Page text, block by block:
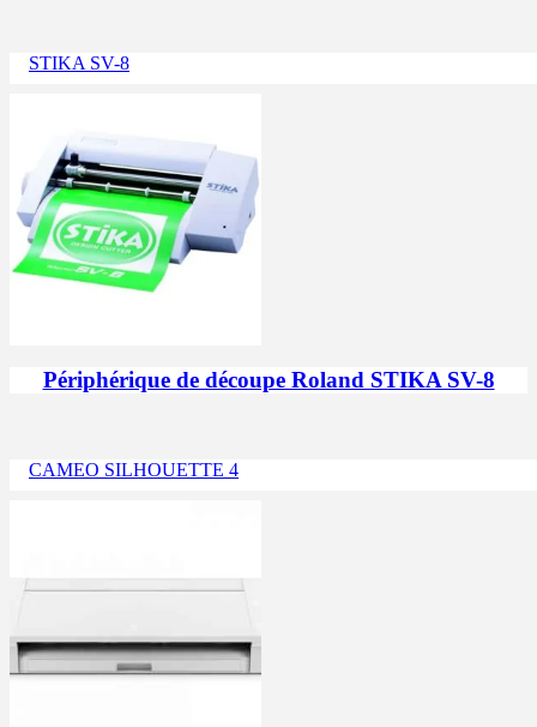
STIKA SV-8
Périphérique de découpe Roland STIKA SV-8
CAMEO SILHOUETTE 4